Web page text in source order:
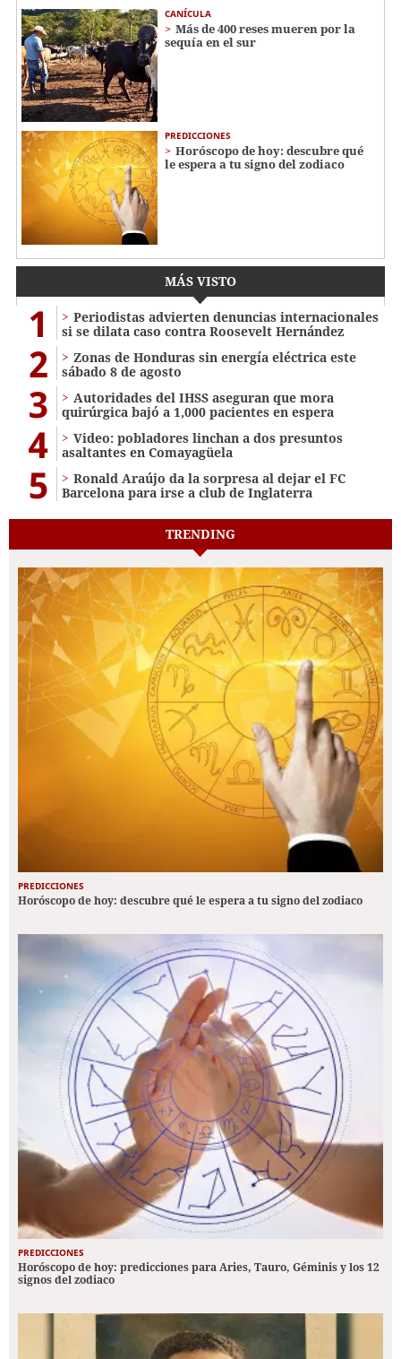
CANÍCULA
Más de 400 reses mueren por la
sequía en el sur
PREDICCIONES
Horóscopo de hoy: descubre qué
le espera a tu signo del zodiaco
MÁS VISTO
1
Periodistas advierten denuncias internacionales
si se dilata caso contra Roosevelt Hernández
2
Zonas de Honduras sin energía eléctrica este
sábado 8 de agosto
3
Autoridades del IHSS aseguran que mora
quirúrgica bajó a 1,000 pacientes en espera
4
Video: pobladores linchan a dos presuntos
asaltantes en Comayagüela
5
Ronald Araújo da la sorpresa al dejar el FC
Barcelona para irse a club de Inglaterra
TRENDING
PREDICCIONES
Horóscopo de hoy: descubre qué le espera a tu signo del zodiaco
PREDICCIONES
Horóscopo de hoy: predicciones para Aries, Tauro, Géminis y los 12
signos del zodiaco